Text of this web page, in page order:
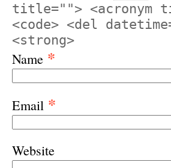
title=""> <acronym
<code> <del
<strong>
Name *
Email *
Website